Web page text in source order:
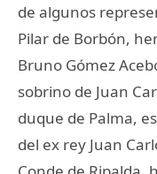
de algunos
Pilar de Borbón,
Bruno Gómez
sobrino de Juan
duque de Palma,
del ex rey Juan